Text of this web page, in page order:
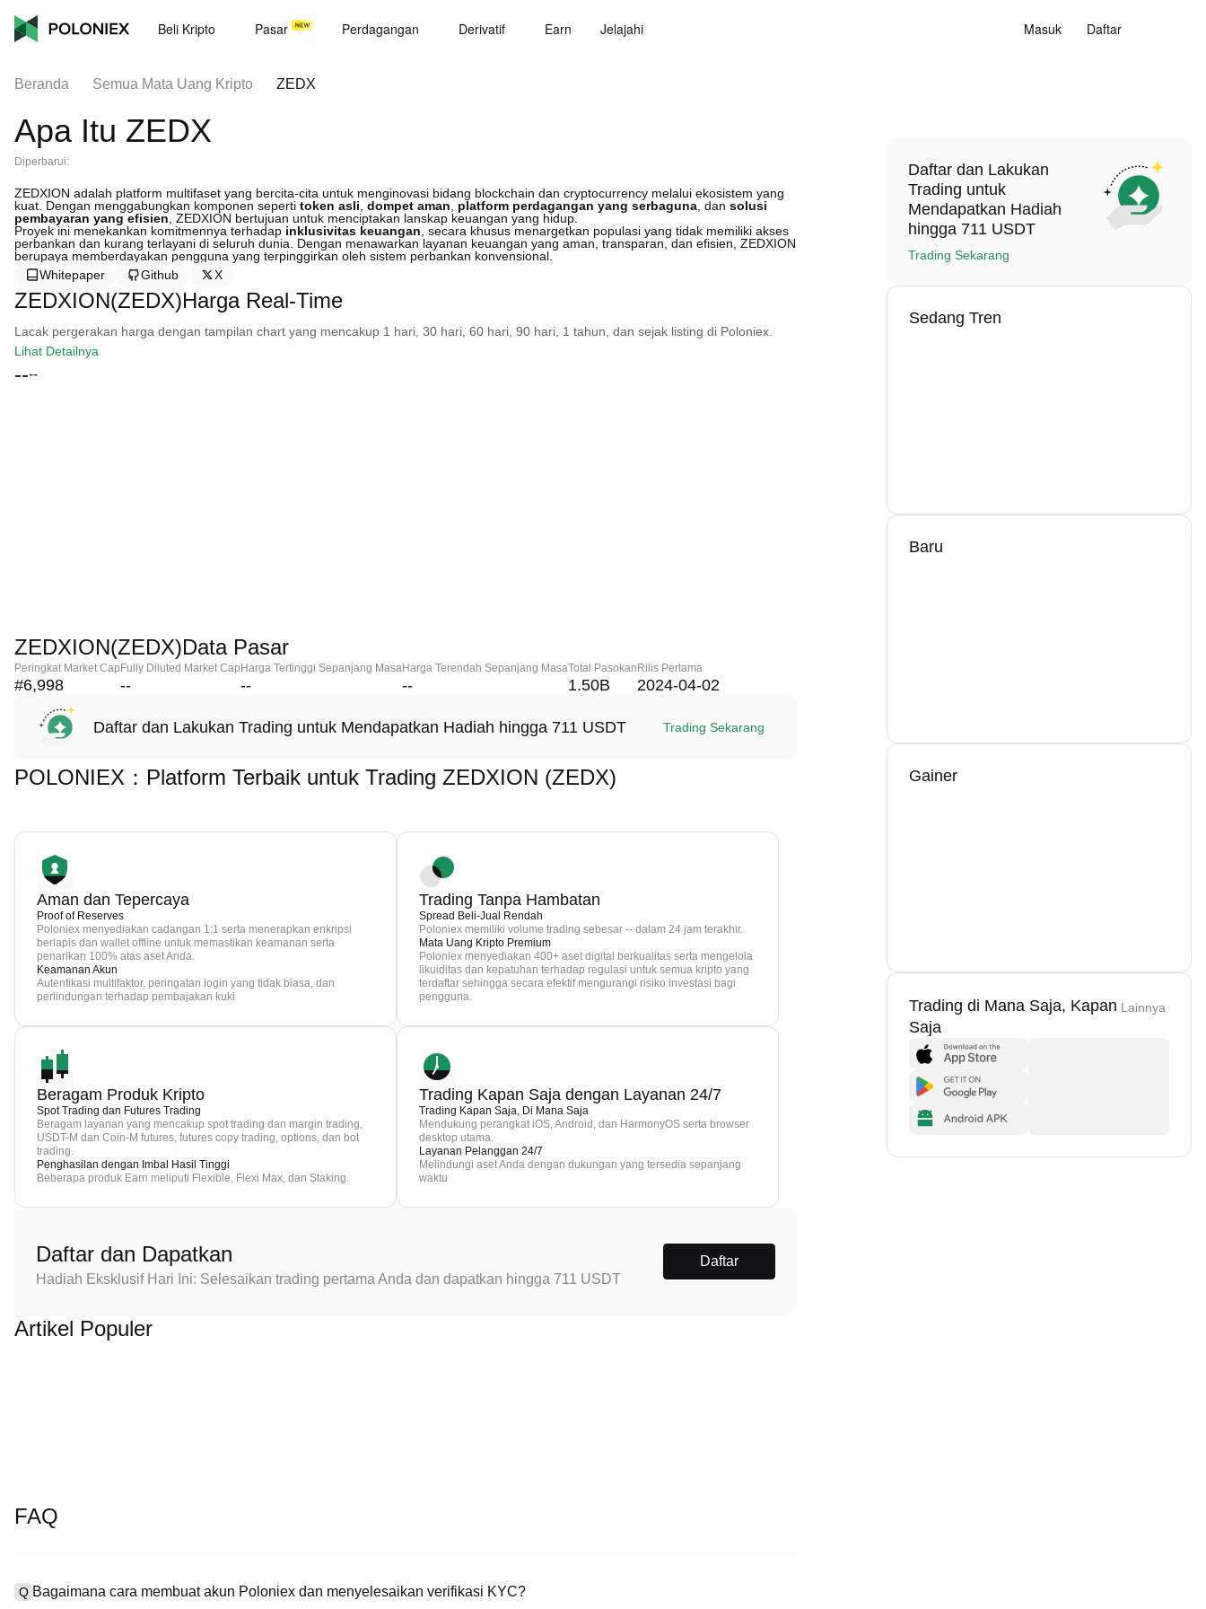
Beli Kripto Pasar Perdagangan Derivatif Earn Jelajahi Masuk Daftar
Beranda Semua Mata Uang Kripto ZEDX
Apa Itu ZEDX
Diperbarui:
ZEDXION adalah platform multifaset yang bercita-cita untuk menginovasi bidang blockchain dan cryptocurrency melalui ekosistem yang
kuat. Dengan menggabungkan komponen seperti token asli dompet aman platform perdagangan yang serbaguna , dan solusi
pembayaran yang efisien , ZEDXION bertujuan untuk menciptakan lanskap keuangan yang hidup.
Proyek ini menekankan komitmennya terhadap inklusivitas keuangan , secara khusus menargetkan populasi yang tidak memiliki akses
perbankan dan kurang terlayani di seluruh dunia. Dengan menawarkan layanan keuangan yang aman, transparan, dan efisien, ZEDXION
berupaya memberdayakan pengguna yang terpinggirkan oleh sistem perbankan konvensional.
Whitepaper
Github X
ZEDXION(ZEDX)Harga Real-Time
Lacak pergerakan harga dengan tampilan chart yang mencakup 1 hari, 30 hari, 60 hari, 90 hari, 1 tahun, dan sejak listing di Poloniex.
Lihat Detailnya
----
ZEDXION(ZEDX)Data Pasar
Peringkat Market Cap
#6,998
Fully Diluted Market Cap
--
Harga Tertinggi Sepanjang Masa
--
Harga Terendah Sepanjang Masa
--
Total Pasokan
1.50B
Rilis Pertama
2024-04-02
Daftar dan Lakukan Trading untuk Mendapatkan Hadiah hingga 711 USDT Trading Sekarang
POLONIEX：Platform Terbaik untuk Trading ZEDXION (ZEDX)
Aman dan Tepercaya
Proof of Reserves
Poloniex menyediakan cadangan 1:1 serta menerapkan enkripsi
berlapis dan wallet offline untuk memastikan keamanan serta
penarikan 100% atas aset Anda.
Keamanan Akun
Autentikasi multifaktor, peringatan login yang tidak biasa, dan
perlindungan terhadap pembajakan kuki
Trading Tanpa Hambatan
Spread Beli-Jual Rendah
Poloniex memiliki volume trading sebesar -- dalam 24 jam terakhir.
Mata Uang Kripto Premium
Poloniex menyediakan 400+ aset digital berkualitas serta mengelola
likuiditas dan kepatuhan terhadap regulasi untuk semua kripto yang
terdaftar sehingga secara efektif mengurangi risiko investasi bagi
pengguna.
Beragam Produk Kripto
Spot Trading dan Futures Trading
Beragam layanan yang mencakup spot trading dan margin trading,
USDT-M dan Coin-M futures, futures copy trading, options, dan bot
trading.
Penghasilan dengan Imbal Hasil Tinggi
Beberapa produk Earn meliputi Flexible, Flexi Max, dan Staking.
Trading Kapan Saja dengan Layanan 24/7
Trading Kapan Saja, Di Mana Saja
Mendukung perangkat iOS, Android, dan HarmonyOS serta browser
desktop utama.
Layanan Pelanggan 24/7
Melindungi aset Anda dengan dukungan yang tersedia sepanjang
waktu
Daftar dan Dapatkan
Hadiah Eksklusif Hari Ini: Selesaikan trading pertama Anda dan dapatkan hingga 711 USDT
Daftar
Artikel Populer
FAQ
Q Bagaimana cara membuat akun Poloniex dan menyelesaikan verifikasi KYC?
Daftar dan Lakukan
Trading untuk
Mendapatkan Hadiah
hingga 711 USDT
Trading Sekarang
Sedang Tren
Baru
Gainer
Trading di Mana Saja, Kapan
Saja
Lainnya